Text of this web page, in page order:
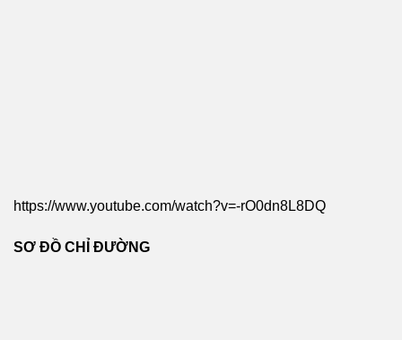
https://www.youtube.com/watch?v=-rO0dn8L8DQ
SƠ ĐỒ CHỈ ĐƯỜNG